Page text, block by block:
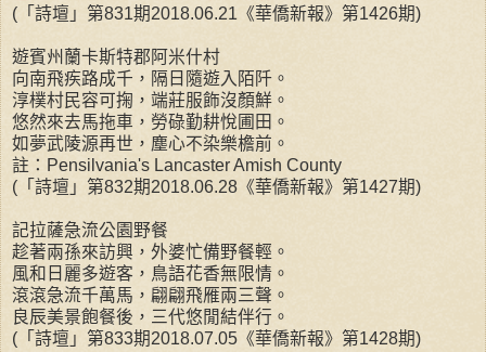
(「詩壇」第831期2018.06.21《華僑新報》第1426期)
遊賓州蘭卡斯特郡阿米什村
向南飛疾路成千，隔日隨遊入陌阡。
淳樸村民容可掬，端莊服飾沒顏鮮。
悠然來去馬拖車，勞碌勤耕悅圃田。
如夢武陵源再世，塵心不染樂檐前。
註：Pensilvania's Lancaster Amish County
(「詩壇」第832期2018.06.28《華僑新報》第1427期)
記拉薩急流公園野餐
趁著兩孫來訪興，外婆忙備野餐輕。
風和日麗多遊客，鳥語花香無限情。
滾滾急流千萬馬，翩翩飛雁兩三聲。
良辰美景飽餐後，三代悠閒結伴行。
(「詩壇」第833期2018.07.05《華僑新報》第1428期)